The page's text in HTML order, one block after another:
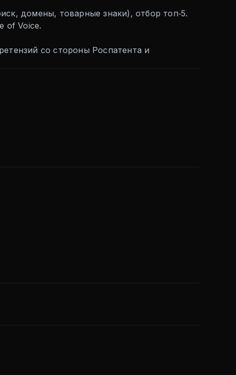
домены, товарные знаки), отбор топ‑5.
of Voice.
со стороны Роспатента и